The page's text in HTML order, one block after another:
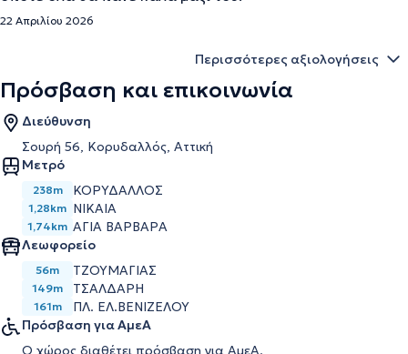
22 Απριλίου 2026
Περισσότερες αξιολογήσεις
Πρόσβαση και επικοινωνία
Διεύθυνση
Σουρή 56, Κορυδαλλός, Αττική
Μετρό
238m ΚΟΡΥΔΑΛΛΟΣ
1,28km ΝΙΚΑΙΑ
1,74km ΑΓΙΑ ΒΑΡΒΑΡΑ
Λεωφορείο
56m ΤΖΟΥΜΑΓΙΑΣ
149m ΤΣΑΛΔΑΡΗ
161m
ΠΛ. ΕΛ.ΒΕΝΙΖΕΛΟΥ
Πρόσβαση για ΑμεΑ
Ο χώρος διαθέτει πρόσβαση για ΑμεΑ.